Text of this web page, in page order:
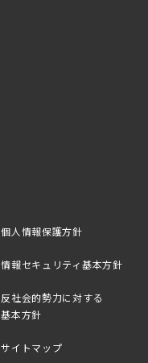
個人情報保護方針
情報セキュリティ基本方針
反社会的勢力に対する
基本方針
サイトマップ